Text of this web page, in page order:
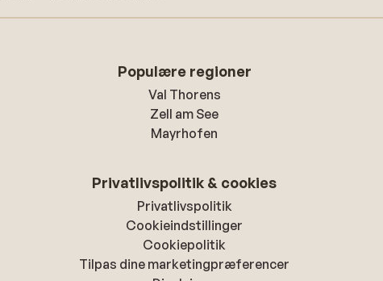
Populære regioner
Val Thorens
Zell am See
Mayrhofen
Privatlivspolitik & cookies
Privatlivspolitik
Cookieindstillinger
Cookiepolitik
Tilpas dine marketingpræferencer